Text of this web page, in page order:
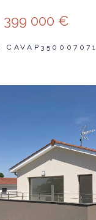
399 000 €
CAVAP350007071